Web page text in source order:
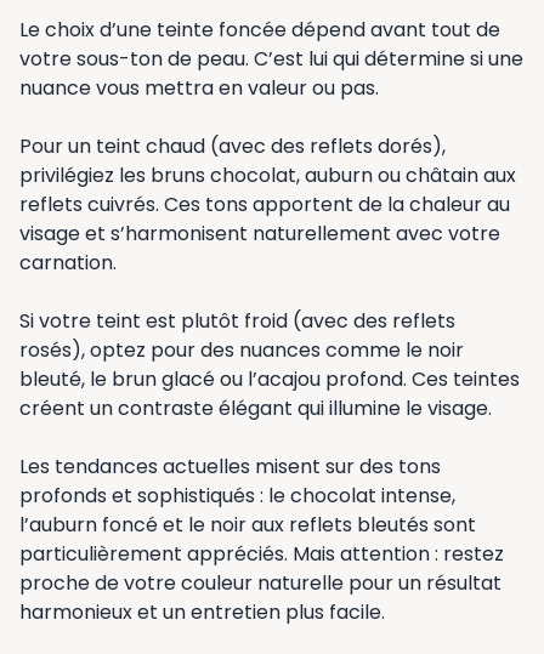
Le choix d’une teinte foncée dépend avant tout de
votre sous-ton de peau. C’est lui qui détermine si une
nuance vous mettra en valeur ou pas.
Pour un teint chaud (avec des reflets dorés),
privilégiez les bruns chocolat, auburn ou châtain aux
reflets cuivrés. Ces tons apportent de la chaleur au
visage et s’harmonisent naturellement avec votre
carnation.
Si votre teint est plutôt froid (avec des reflets
rosés), optez pour des nuances comme le noir
bleuté, le brun glacé ou l’acajou profond. Ces teintes
créent un contraste élégant qui illumine le visage.
Les tendances actuelles misent sur des tons
profonds et sophistiqués : le chocolat intense,
l’auburn foncé et le noir aux reflets bleutés sont
particulièrement appréciés. Mais attention : restez
proche de votre couleur naturelle pour un résultat
harmonieux et un entretien plus facile.